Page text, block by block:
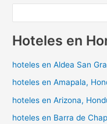
Hoteles en
hoteles en Aldea San
hoteles en Amapala,
hoteles en Arizona,
hoteles en Barra de